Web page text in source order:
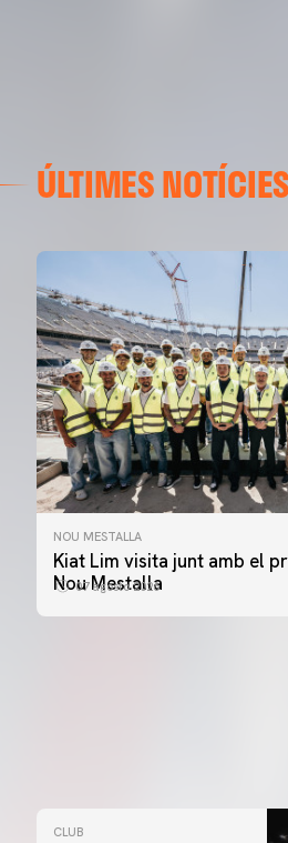
ÚLTIMES NOTÍCIES
NOU MESTALLA
Kiat Lim visita junt amb el
Nou Mestalla
07 agosto 2026
CLUB